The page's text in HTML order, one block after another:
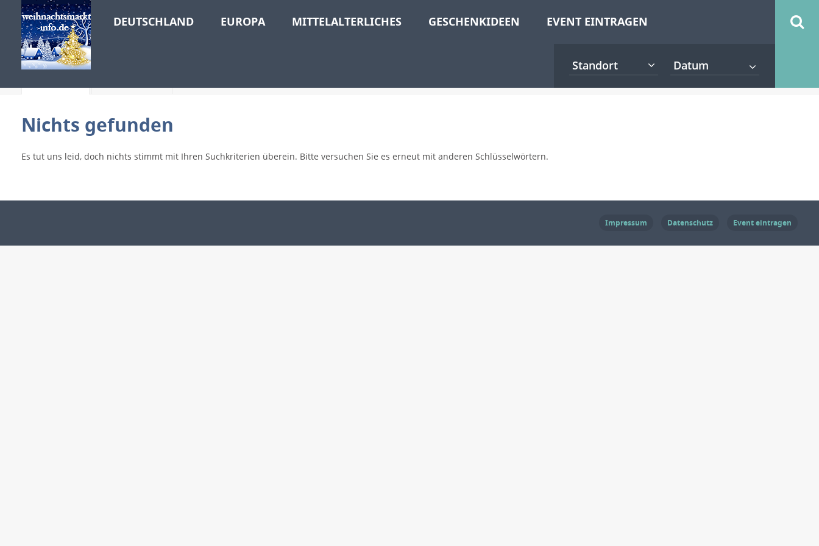
DEUTSCHLAND EUROPA MITTELALTERLICHES GESCHENKIDEEN EVENT EINTRAGEN
Standort
Events
Nichts gefunden
Es tut uns leid, doch nichts stimmt mit Ihren Suchkriterien überein. Bitte versuchen Sie es erneut mit anderen Schlüsselwörtern.
Impressum Datenschutz Event eintragen